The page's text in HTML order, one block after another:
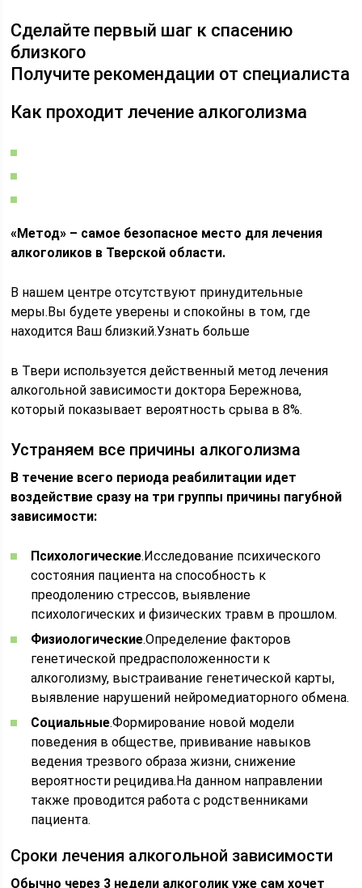
Сделайте первый шаг к спасению
близкого
Получите рекомендации от специалиста
Как проходит лечение алкоголизма
«Метод» – самое безопасное место для лечения
алкоголиков в Тверской области.
В нашем центре отсутствуют принудительные
меры.Вы будете уверены и спокойны в том, где
находится Ваш близкий.Узнать больше
в Твери используется действенный метод лечения
алкогольной зависимости доктора Бережнова,
который показывает вероятность срыва в 8%.
Устраняем все причины алкоголизма
В течение всего периода реабилитации идет
воздействие сразу на три группы причины пагубной
зависимости:
Психологические.Исследование психического
состояния пациента на способность к
преодолению стрессов, выявление
психологических и физических травм в прошлом.
Физиологические.Определение факторов
генетической предрасположенности к
алкоголизму, выстраивание генетической карты,
выявление нарушений нейромедиаторного обмена.
Социальные.Формирование новой модели
поведения в обществе, прививание навыков
ведения трезвого образа жизни, снижение
вероятности рецидива.На данном направлении
также проводится работа с родственниками
пациента.
Сроки лечения алкогольной зависимости
Обычно через 3 недели алкоголик уже сам хочет